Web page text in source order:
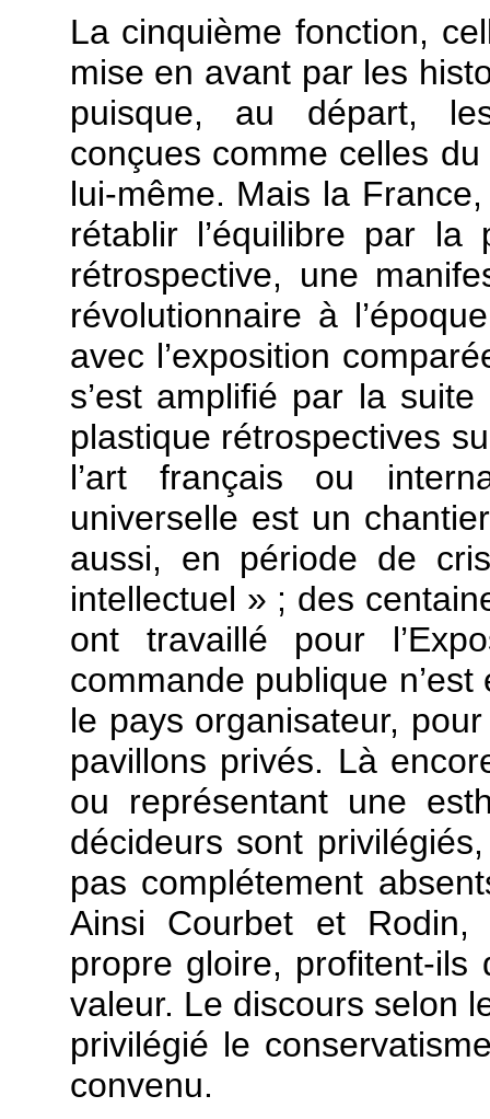
La cinquième fonction,
mise en avant par les
puisque, au départ,
conçues comme celles
lui-même. Mais la
rétablir l’équilibre par
rétrospective, une
révolutionnaire à
avec l’exposition
s’est amplifié par la
plastique rétrospectives
l’art français ou
universelle est un
aussi, en période de
intellectuel » ; des
ont travaillé pour
commande publique
le pays organisateur,
pavillons privés. Là
ou représentant une
décideurs sont
pas complétement
Ainsi Courbet et Rodin,
propre gloire, profitent-
valeur. Le discours selon
privilégié le
convenu.